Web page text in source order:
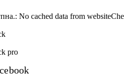
No cached data from
pro